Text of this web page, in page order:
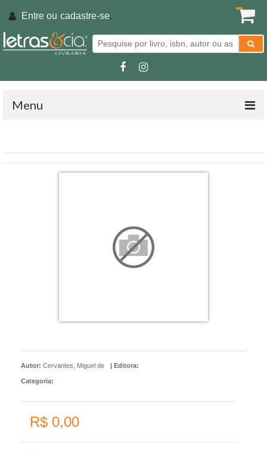
Entre ou cadastre-se.
Menu
Autor: Cervantes, Miguel de | Editora:
Categoria:
R$ 0,00